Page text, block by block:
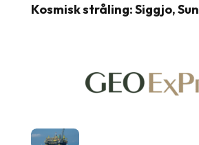
Kosmisk stråling: Siggjo,